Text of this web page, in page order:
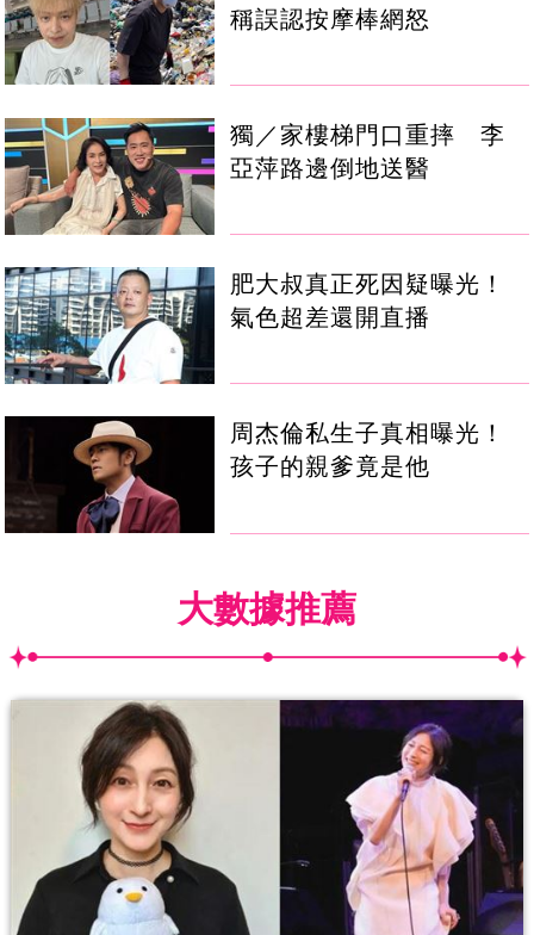
稱誤認按摩棒網怒
獨／家樓梯門口重摔 李
亞萍路邊倒地送醫
肥大叔真正死因疑曝光！
氣色超差還開直播
周杰倫私生子真相曝光！
孩子的親爹竟是他
大數據推薦